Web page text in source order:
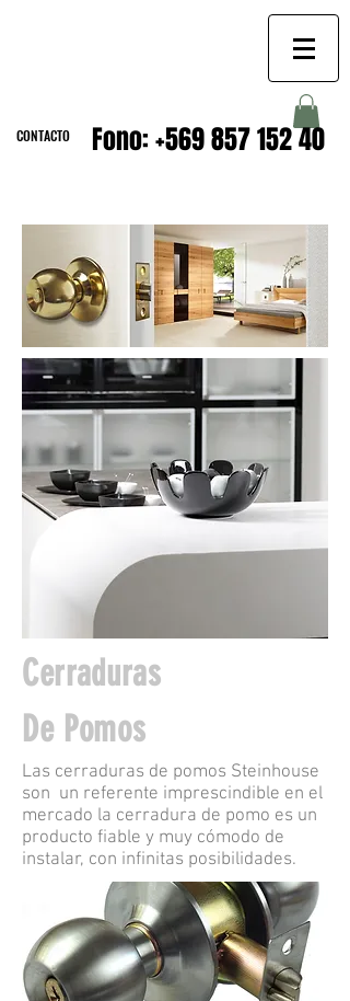
CONTACTO Fono: +569 857 152 40
Cerraduras
De Pomos
Las cerraduras de pomos Steinhouse
son un referente imprescindible en el
mercado la cerradura de pomo es un
producto fiable y muy cómodo de
instalar, con infinitas posibilidades.